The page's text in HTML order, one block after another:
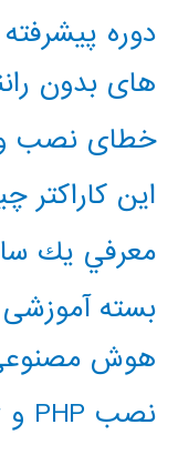
دوره
های بدون
خطای نصب
این کاراکتر
معرفي يك
بسته
هوش
نصب PHP و composer در ویندوز 10